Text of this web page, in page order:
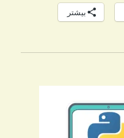
بیشتر